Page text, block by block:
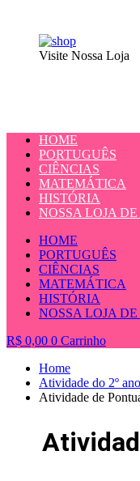
Visite Nossa Loja
HOME
PORTUGUÊS
CIÊNCIAS
MATEMÁTICA
HISTÓRIA
NOSSA LOJA
HOME
PORTUGUÊS
CIÊNCIAS
MATEMÁTICA
HISTÓRIA
NOSSA LOJA
R$ 0,00 0 Carrinho
Home
Atividade do 2º ano
Atividade de